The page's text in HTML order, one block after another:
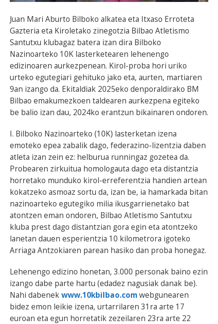
Juan Mari Aburto Bilboko alkatea eta Itxaso Erroteta
Gazteria eta Kiroletako zinegotzia Bilbao Atletismo
Santutxu klubagaz batera izan dira Bilboko
Nazinoarteko 10K lasterketearen lehenengo
edizinoaren aurkezpenean. Kirol-proba hori uriko
urteko egutegiari gehituko jako eta, aurten, martiaren
9an izango da. Ekitaldiak 2025eko denporaldirako BM
Bilbao emakumezkoen taldearen aurkezpena egiteko
be balio izan dau, 2024ko erantzun bikainaren ondoren.
I. Bilboko Nazinoarteko (10K) lasterketan izena
emoteko epea zabalik dago, federazino-lizentzia daben
atleta izan zein ez: helburua runningaz gozetea da.
Probearen zirkuitua homologauta dago eta distantzia
horretako munduko kirol-erreferentzia handien artean
kokatzeko asmoaz sortu da, izan be, ia hamarkada bitan
nazinoarteko egutegiko milia ikusgarrienetako bat
atontzen eman ondoren, Bilbao Atletismo Santutxu
kluba prest dago distantzian gora egin eta atontzeko
lanetan dauen esperientzia 10 kilometrora igoteko
Arriaga Antzokiaren parean hasiko dan proba honegaz.
Lehenengo edizino honetan, 3.000 personak baino ezin
izango dabe parte hartu (edadez nagusiak danak be).
Nahi dabenekwww.10kbilbao.comwebgunearen
bidez emon leikie izena, urtarrilaren 31ra arte 17
euroan eta egun horretatik zezeilaren 23ra arte 22